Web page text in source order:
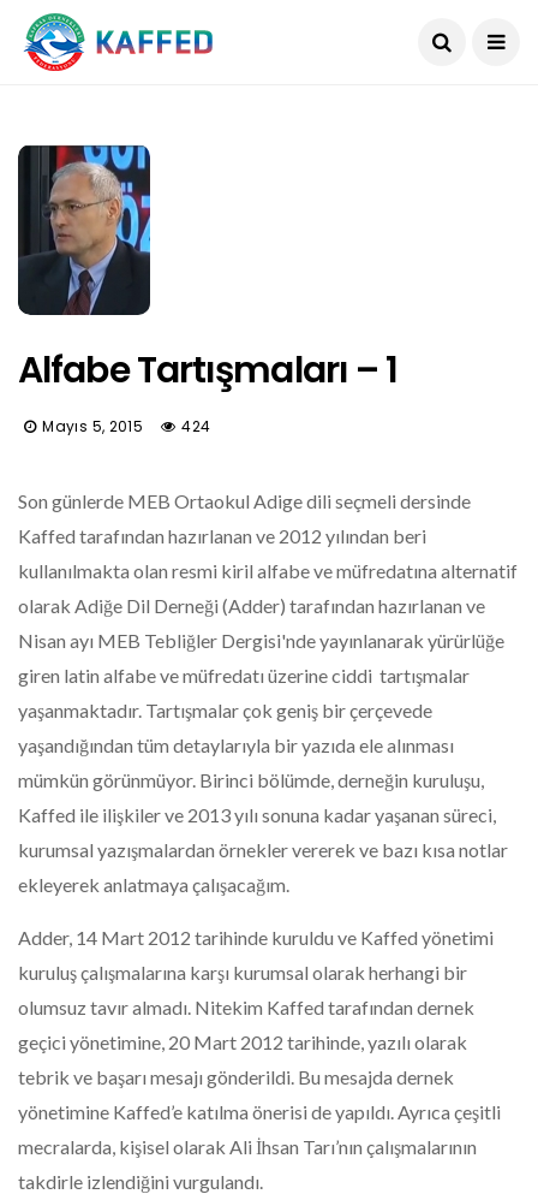
Alfabe Tartışmaları – 1
Mayıs 5, 2015 424
Son günlerde MEB Ortaokul Adige dili seçmeli dersinde
Kaffed tarafından hazırlanan ve 2012 yılından beri
kullanılmakta olan resmi kiril alfabe ve müfredatına alternatif
olarak Adiğe Dil Derneği (Adder) tarafından hazırlanan ve
Nisan ayı MEB Tebliğler Dergisi'nde yayınlanarak yürürlüğe
giren latin alfabe ve müfredatı üzerine ciddi tartışmalar
yaşanmaktadır. Tartışmalar çok geniş bir çerçevede
yaşandığından tüm detaylarıyla bir yazıda ele alınması
mümkün görünmüyor. Birinci bölümde, derneğin kuruluşu,
Kaffed ile ilişkiler ve 2013 yılı sonuna kadar yaşanan süreci,
kurumsal yazışmalardan örnekler vererek ve bazı kısa notlar
ekleyerek anlatmaya çalışacağım.
Adder, 14 Mart 2012 tarihinde kuruldu ve Kaffed yönetimi
kuruluş çalışmalarına karşı kurumsal olarak herhangi bir
olumsuz tavır almadı. Nitekim Kaffed tarafından dernek
geçici yönetimine, 20 Mart 2012 tarihinde, yazılı olarak
tebrik ve başarı mesajı gönderildi. Bu mesajda dernek
yönetimine Kaffed’e katılma önerisi de yapıldı. Ayrıca çeşitli
mecralarda, kişisel olarak Ali İhsan Tarı’nın çalışmalarının
takdirle izlendiğini vurgulandı.